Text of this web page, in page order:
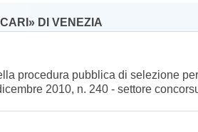
DI VENEZIA
procedura pubblica di selezione
2010, n. 240 - settore